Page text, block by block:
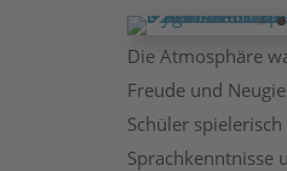
Die Atmosphäre
Freude und
Schüler
Sprachkenntnisse